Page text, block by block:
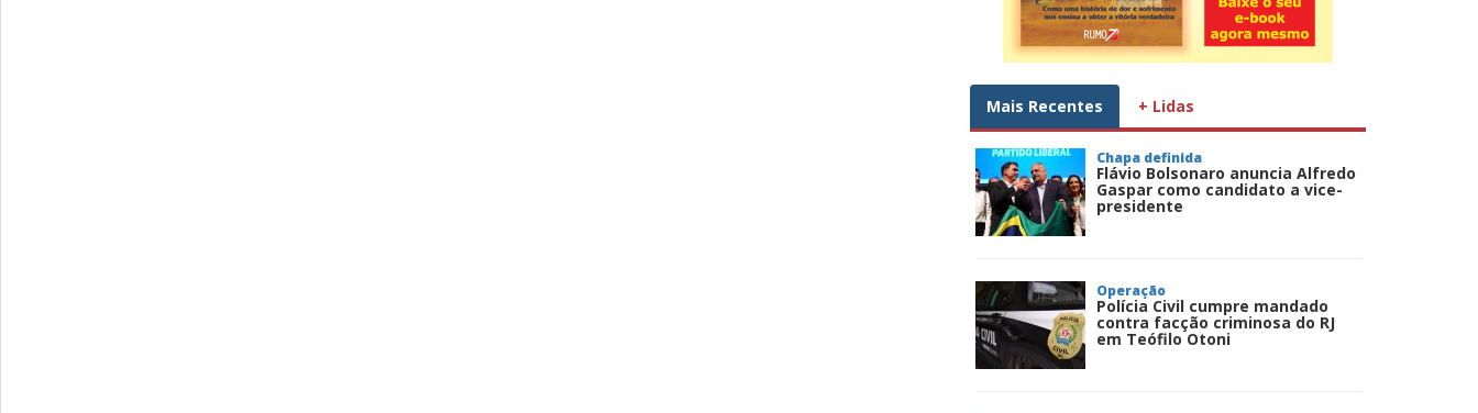
Mais Recentes + Lidas
Chapa definida
Flávio Bolsonaro anuncia Alfredo
Gaspar como candidato a vice-
presidente
Operação
Polícia Civil cumpre mandado
contra facção criminosa do RJ
em Teófilo Otoni